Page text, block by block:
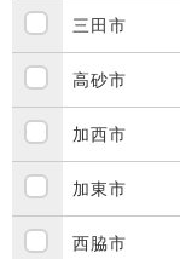
三田市
高砂市
加西市
加東市
西脇市